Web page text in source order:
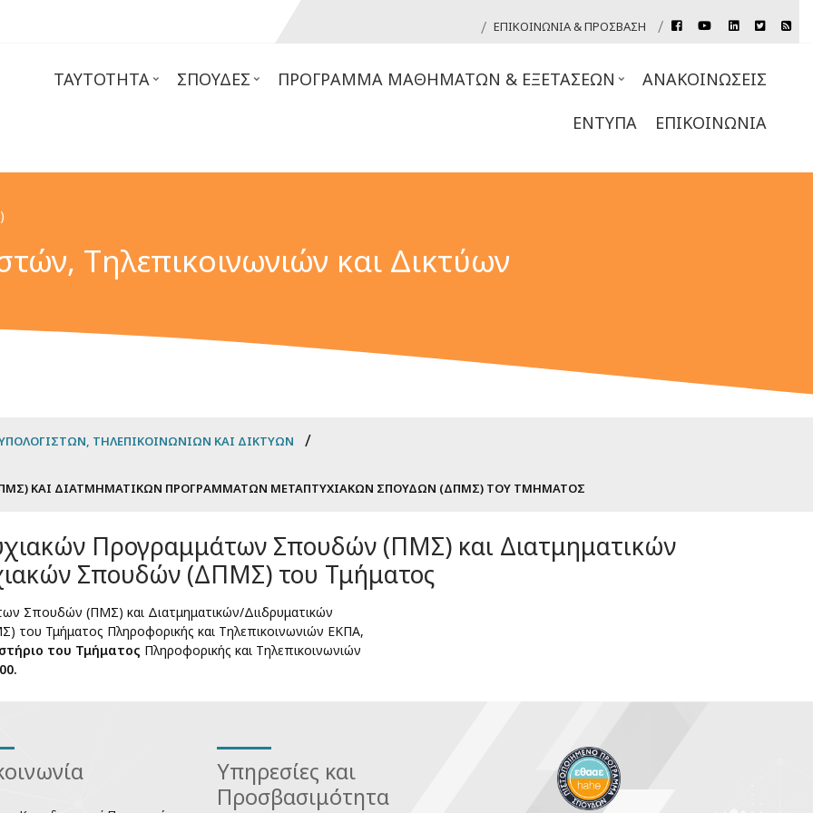
Top
ΕΠΙΚΟΙΝΩΝΊΑ & ΠΡΌΣΒΑΣΗ facebookyoutubelinkedintwitterrss
ΤΑΥΤΌΤΗΤΑ ΣΠΟΥΔΈΣ ΠΡΌΓΡΑΜΜΑ ΜΑΘΗΜΆΤΩΝ & ΕΞΕΤΆΣΕΩΝ
ΑΝΑΚΟΙΝΏΣΕΙΣ
ΈΝΤΥΠΑ
ΕΠΙΚΟΙΝΩΝΊΑ
Τηλεπικοινωνιών και Δικτύων
ΤΗΛΕΠΙΚΟΙΝΩΝΙΏΝ ΚΑΙ ΔΙΚΤΎΩΝ
ΚΑΙ ΔΙΑΤΜΗΜΑΤΙΚΏΝ ΠΡΟΓΡΑΜΜΆΤΩΝ ΜΕΤΑΠΤΥΧΙΑΚΏΝ ΣΠΟΥΔΏΝ (ΔΠΜΣ) ΤΟΥ ΤΜΉΜΑΤΟΣ
Προγραμμάτων Σπουδών (ΠΜΣ) και Διατμηματικών
Σπουδών (ΔΠΜΣ) του Τμήματος
Σπουδών (ΠΜΣ) και Διατμηματικών/Διιδρυματικών
Τμήματος Πληροφορικής και Τηλεπικοινωνιών ΕΚΠΑ,
του Τμήματος Πληροφορικής και Τηλεπικοινωνιών
Υπηρεσίες και
Προσβασιμότητα